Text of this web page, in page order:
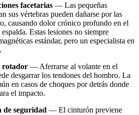
facetarias — Las pequeñas
sus vértebras pueden dañarse por las
causando dolor crónico profundo en el
Estas lesiones no siempre
estándar, pero un especialista en
rotador — Aferrarse al volante en el
desgarrar los tendones del hombro. La
en casos de choques por detrás donde
el impacto.
de seguridad — El cinturón previene